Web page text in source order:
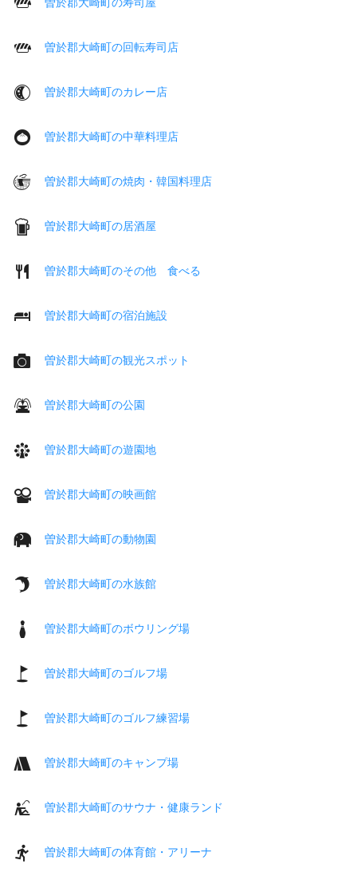
曽於郡大崎町の回転寿司店
曽於郡大崎町のカレー店
曽於郡大崎町の中華料理店
曽於郡大崎町の焼肉・韓国料理店
曽於郡大崎町の居酒屋
曽於郡大崎町のその他 食べる
曽於郡大崎町の宿泊施設
曽於郡大崎町の観光スポット
曽於郡大崎町の公園
曽於郡大崎町の遊園地
曽於郡大崎町の映画館
曽於郡大崎町の動物園
曽於郡大崎町の水族館
曽於郡大崎町のボウリング場
曽於郡大崎町のゴルフ場
曽於郡大崎町のゴルフ練習場
曽於郡大崎町のキャンプ場
曽於郡大崎町のサウナ・健康ランド
曽於郡大崎町の体育館・アリーナ